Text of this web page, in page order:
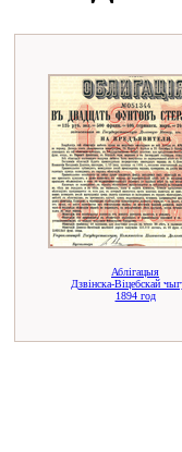
Аблігацыя
Дзвінска-Віцебскай
1894 год